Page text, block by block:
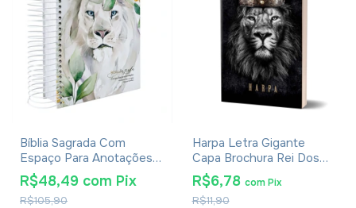
Bíblia Sagrada Com
Espaço Para Anotações
Harpa Avivada E Corinhos
Leão Aquarela
R$105,90
R$48,49 com Pix
Harpa Letra Gigante
Capa Brochura Rei Dos
Reis
R$11,90
R$6,78 com Pix